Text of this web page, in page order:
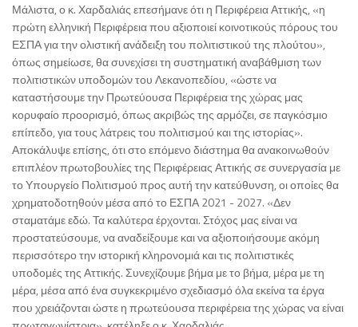
Μάλιστα, ο κ. Χαρδαλιάς επεσήμανε ότι η Περιφέρεια Αττικής, «η
πρώτη ελληνική Περιφέρεια που αξιοποιεί κοινοτικούς πόρους του
ΕΣΠΑ για την ολιστική ανάδειξη του πολιτιστικού της πλούτου»,
όπως σημείωσε, θα συνεχίσει τη συστηματική αναβάθμιση των
πολιτιστικών υποδομών του Λεκανοπεδίου, «ώστε να
καταστήσουμε την Πρωτεύουσα Περιφέρεια της χώρας μας
κορυφαίο προορισμό, όπως ακριβώς της αρμόζει, σε παγκόσμιο
επίπεδο, για τους λάτρεις του πολιτισμού και της ιστορίας».
Αποκάλυψε επίσης, ότι στο επόμενο διάστημα θα ανακοινωθούν
επιπλέον πρωτοβουλίες της Περιφέρειας Αττικής σε συνεργασία με
το Υπουργείο Πολιτισμού προς αυτή την κατεύθυνση, οι οποίες θα
χρηματοδοτηθούν μέσα από το ΕΣΠΑ 2021 - 2027. «Δεν
σταματάμε εδώ. Τα καλύτερα έρχονται. Στόχος μας είναι να
προστατεύσουμε, να αναδείξουμε και να αξιοποιήσουμε ακόμη
περισσότερο την ιστορική κληρονομιά και τις πολιτιστικές
υποδομές της Αττικής. Συνεχίζουμε βήμα με το βήμα, μέρα με τη
μέρα, μέσα από ένα συγκεκριμένο σχεδιασμό όλα εκείνα τα έργα
που χρειάζονται ώστε η πρωτεύουσα περιφέρεια της χώρας να είναι